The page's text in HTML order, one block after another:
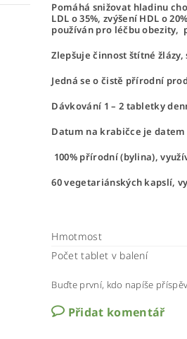
Pomáhá snižovat hladinu
LDL o 35%, zvýšení HDL o
používán pro léčbu obezity,
Zlepšuje činnost štítné
Jedná se o čistě přírodní
Dávkování 1 – 2 tabletky
Datum na krabičce je
100% přírodní (bylina),
60 vegetariánských
Hmotmost
Počet tablet v balení
Buďte první, kdo napíše
Přidat komentář